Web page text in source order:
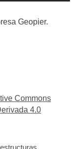
Geopier.
Commons
4.0